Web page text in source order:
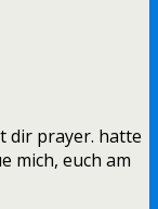
dir prayer. hatte
mich, euch am